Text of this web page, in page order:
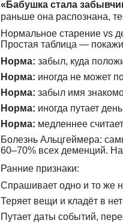
«Бабушка стала
раньше она распознана,
Нормальное старение vs
Простая таблица —
Норма: забыл, куда
Норма: иногда не может
Норма: забыл имя
Норма: иногда путает
Норма: медленнее
Болезнь Альцгеймера:
60–70% всех деменций.
Ранние признаки:
Спрашивает одно и то же
Теряет вещи и кладёт в
Путает даты событий,